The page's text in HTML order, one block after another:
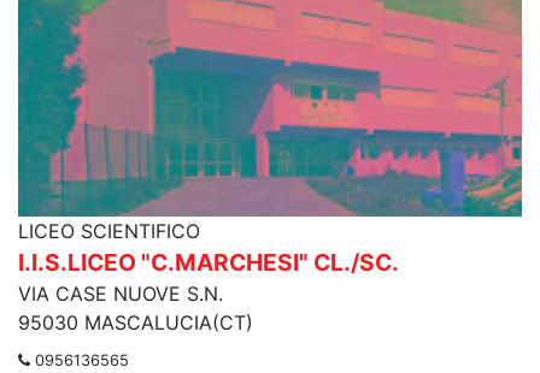
LICEO SCIENTIFICO
I.I.S.LICEO "C.MARCHESI" CL./SC.
VIA CASE NUOVE S.N.
95030 MASCALUCIA(CT)
0956136565